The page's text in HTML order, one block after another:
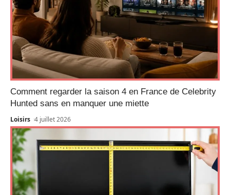
Comment regarder la saison 4 en France de Celebrity
Hunted sans en manquer une miette
Loisirs 4 juillet 2026